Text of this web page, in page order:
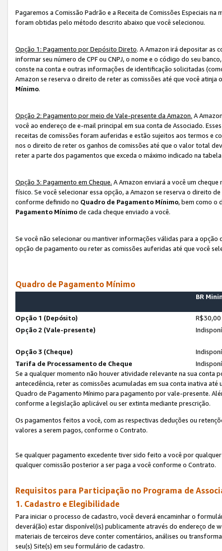
Pagaremos a Comissão Padrão e a Receita de Comissões Especiais
foram obtidas pelo método descrito abaixo que você selecionou.
Opção 1: Pagamento por Depósito Direto. A Amazon irá depositar as
informar seu número de CPF ou CNPJ, o nome e o código do seu
conste na conta e outras informações de identificação solicitadas
Amazon se reserva o direito de reter as comissões até que você
Mínimo.
Opção 2: Pagamento por meio de Vale-presente da Amazon. A
você ao endereço de e-mail principal em sua conta de Associado.
receitas de comissões foram auferidas e estão sujeitos aos termos e
nos o direito de reter os ganhos de comissões até que o valor total
reter a parte dos pagamentos que exceda o máximo indicado na
Opção 3: Pagamento em Cheque. A Amazon enviará a você um
físico. Se você selecionar essa opção, a Amazon se reserva o direito
conforme definido no Quadro de Pagamento Mínimo, bem como o
Pagamento Mínimode cada cheque enviado a você.
Se você não selecionar ou mantiver informações válidas para a
opção de pagamento ou reter as comissões auferidas até que você
Quadro de Pagamento Mínimo
BR
Opção 1 (Depósito)
R$30,00
Opção 2 (Vale-presente)
Opção 3 (Cheque)
Tarifa de Processamento de Cheque
Se a qualquer momento não houver atividade relevante na sua conta
antecedência, reter as comissões acumuladas em sua conta inativa
Quadro de Pagamento Mínimo para pagamento por vale-presente.
conforme a legislação aplicável ou ser extinta mediante prescrição.
Os pagamentos feitos a você, com as respectivas deduções ou
valores a serem pagos, conforme o Contrato.
Se qualquer pagamento excedente tiver sido feito a você por
qualquer comissão posterior a ser paga a você conforme o Contrato.
Requisitos para Participação no Programa de
1. Cadastro e Elegibilidade
Para iniciar o processo de cadastro, você deverá encaminhar o
deverá(ão) estar disponível(is) publicamente através do endereço
materiais de terceiros deve conter comentários, análises ou
seu(s) Site(s) em seu formulário de cadastro.